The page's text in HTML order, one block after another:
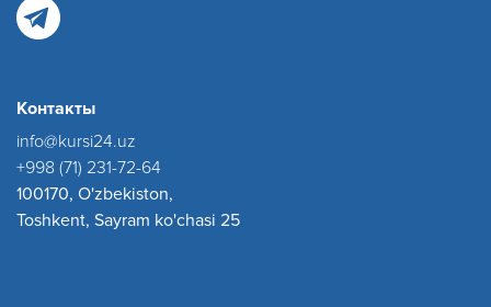
Контакты
info@kursi24.uz
+998 (71) 231-72-64
100170, O'zbekiston,
Toshkent, Sayram ko'chasi 25